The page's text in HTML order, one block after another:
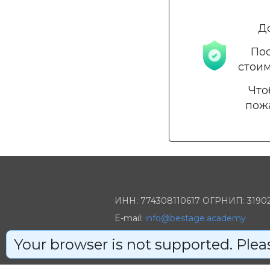
ИНН: 774308110617 ОГРНИП:
E-mail: info@bestage.academy
Your browser is not supported.